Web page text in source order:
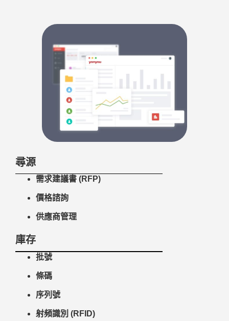
尋源
需求建議書 (RFP)
價格諮詢
供應商管理
庫存
批號
條碼
序列號
射頻識別 (RFID)